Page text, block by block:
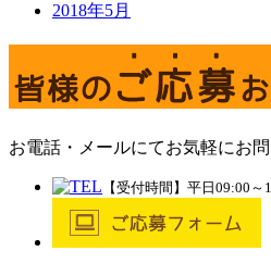
2018年5月
お電話・メールにてお気軽にお
【受付時間】平日09:00